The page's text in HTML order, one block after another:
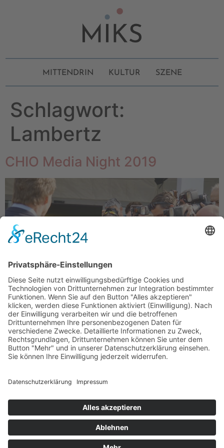
MITTENDRIN KULTUR SZENE
Schlagwort:
Lambertz
CHIO Media Night 2019
Futter für die Fotografen – CHIO Media Night 2019
Gastgeber Hermann Bühlbecker unterstrich mit einem
seiner Gäste den Ruf des CHIO als Wimbledon des
Soers. “Es wurde Zeit“, so kommentierte Lambertz-Chef
Boris Becker freute sich, beim Weltfest des
Pferdesports […]
Datenschutzerklärung